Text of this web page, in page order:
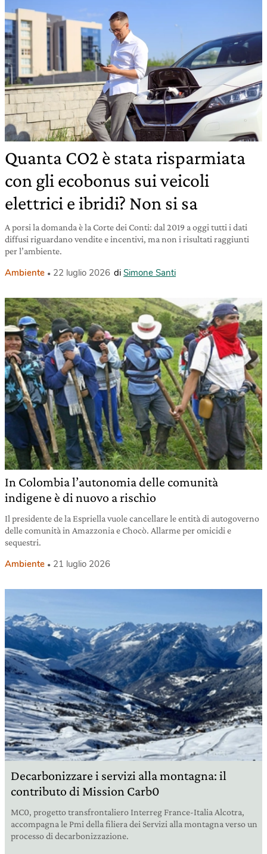
Quanta CO2 è stata risparmiata
con gli ecobonus sui veicoli
elettrici e ibridi? Non si sa
A porsi la domanda è la Corte dei Conti: dal 2019 a oggi tutti i dati
diffusi riguardano vendite e incentivi, ma non i risultati raggiunti
per l’ambiente.
Ambiente 22 luglio 2026 di Simone Santi
In Colombia l’autonomia delle comunità
indigene è di nuovo a rischio
Il presidente de la Espriella vuole cancellare le entità di autogoverno
delle comunità in Amazzonia e Chocò. Allarme per omicidi e
sequestri.
Ambiente 21 luglio 2026
Decarbonizzare i servizi alla montagna: il
contributo di Mission Carb0
MC0, progetto transfrontaliero Interreg France-Italia Alcotra,
accompagna le Pmi della filiera dei Servizi alla montagna verso un
processo di decarbonizzazione.